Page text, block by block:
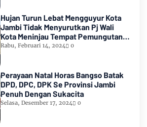
Hujan Turun Lebat Mengguyur Kota
Jambi Tidak Menyurutkan Pj Wali
Kota Meninjau Tempat Pemungutan
Suara Pemilu 2024
Rabu, Februari 14, 2024 0
Perayaan Natal Horas Bangso Batak
DPD, DPC, DPK Se Provinsi Jambi
Penuh Dengan Sukacita
Selasa, Desember 17, 2024 0